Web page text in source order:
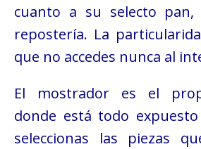
cuanto a su selecto
repostería. La
que no accedes nunca al
El mostrador es el
donde está todo
seleccionas las piezas